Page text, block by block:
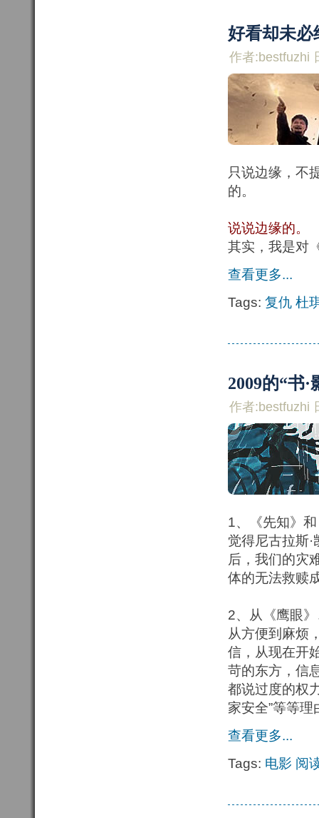
好看却未必
作者:bestfuzhi
只说边缘，不
的。
说说边缘的。
其实，我是对
查看更多...
Tags: 复仇 杜
2009的“书·
作者:bestfuzhi
1、《先知》
觉得尼古拉斯
后，我们的灾
体的无法救赎
2、从《鹰眼
从方便到麻烦
信，从现在开
苛的东方，信
都说过度的权
家安全”等等
查看更多...
Tags: 电影 阅